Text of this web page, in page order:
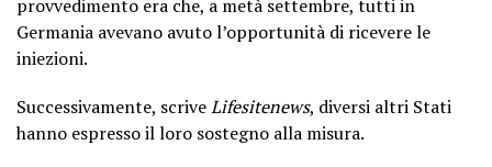
provvedimento era che, a metà settembre, tutti in
Germania avevano avuto l’opportunità di ricevere le
iniezioni.
Successivamente, scriveLifesitenews, diversi altri Stati
hanno espresso il loro sostegno alla misura.